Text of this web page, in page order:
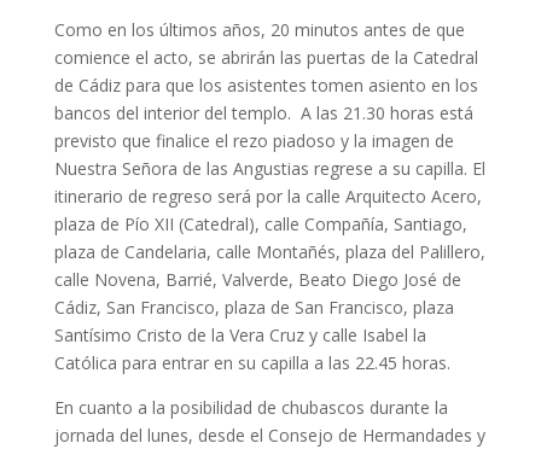
Como en los últimos años, 20 minutos antes de que
comience el acto, se abrirán las puertas de la Catedral
de Cádiz para que los asistentes tomen asiento en los
bancos del interior del templo. A las 21.30 horas está
previsto que finalice el rezo piadoso y la imagen de
Nuestra Señora de las Angustias regrese a su capilla. El
itinerario de regreso será por la calle Arquitecto Acero,
plaza de Pío XII (Catedral), calle Compañía, Santiago,
plaza de Candelaria, calle Montañés, plaza del Palillero,
calle Novena, Barrié, Valverde, Beato Diego José de
Cádiz, San Francisco, plaza de San Francisco, plaza
Santísimo Cristo de la Vera Cruz y calle Isabel la
Católica para entrar en su capilla a las 22.45 horas.
En cuanto a la posibilidad de chubascos durante la
jornada del lunes, desde el Consejo de Hermandades y